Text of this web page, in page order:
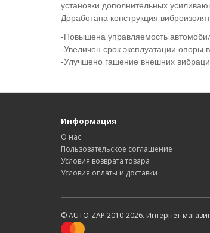
установки дополнительных
Доработана конструкция
-Повышена управляемость
-Увеличен срок эксплуатации опоры
-Улучшено гашение внешних
Информация
О нас
Пользовательское соглашение
Условия возврата товара
Условия оплаты и доставки
© AUTO-ZAP 2010-2026. Интернет-